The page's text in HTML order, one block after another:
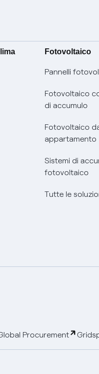
Fotovoltaico
Pannelli
Fotovoltaico
di accumulo
Fotovoltaico
appartamento
Sistemi di
fotovoltaico
Tutte le
Procurement